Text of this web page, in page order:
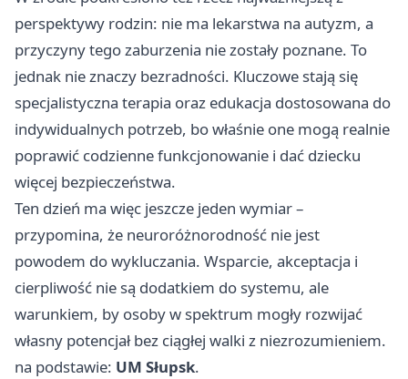
perspektywy rodzin: nie ma lekarstwa na autyzm, a
przyczyny tego zaburzenia nie zostały poznane. To
jednak nie znaczy bezradności. Kluczowe stają się
specjalistyczna terapia oraz edukacja dostosowana do
indywidualnych potrzeb, bo właśnie one mogą realnie
poprawić codzienne funkcjonowanie i dać dziecku
więcej bezpieczeństwa.
Ten dzień ma więc jeszcze jeden wymiar –
przypomina, że neuroróżnorodność nie jest
powodem do wykluczania. Wsparcie, akceptacja i
cierpliwość nie są dodatkiem do systemu, ale
warunkiem, by osoby w spektrum mogły rozwijać
własny potencjał bez ciągłej walki z niezrozumieniem.
na podstawie: UM Słupsk.